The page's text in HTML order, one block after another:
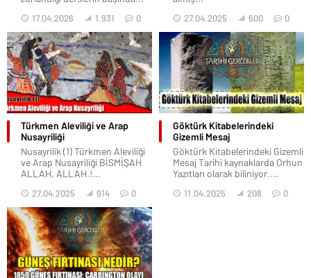
17.04.2026 1.931 0 27.04.2025 600 0
Türkmen Aleviliği ve Arap
Nusayriliği
Nusayrilik (1) Türkmen Aleviliği
ve Arap Nusayriliği BİSMİŞAH
ALLAH, ALLAH.!...
27.04.2025 914 0
Göktürk Kitabelerindeki
Gizemli Mesaj
Göktürk Kitabelerindeki Gizemli
Mesaj Tarihi kaynaklarda Orhun
Yazıtları olarak biliniyor....
11.04.2025 208 0